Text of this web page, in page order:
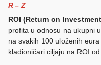
R – Ž
ROI (Return on
profita u odnosu na ukupni
na svakih 100 uloženih
kladioničari ciljaju na ROI